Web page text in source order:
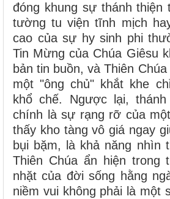
đóng khung sự thánh thiện
tường tu viện tĩnh mịch
cao của sự hy sinh phi
Tin Mừng của Chúa Giêsu
bản tin buồn, và Thiên
một "ông chủ" khắt khe
khổ chế. Ngược lại,
chính là sự rạng rỡ của
thấy kho tàng vô giá ngay
bụi bặm, là khả năng nhìn
Thiên Chúa ẩn hiện trong
nhặt của đời sống hằng
niềm vui không phải là một